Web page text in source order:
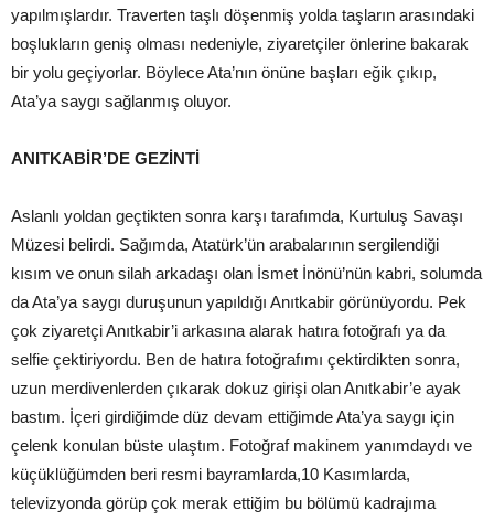
yapılmışlardır. Traverten taşlı döşenmiş yolda taşların arasındaki
boşlukların geniş olması nedeniyle, ziyaretçiler önlerine bakarak
bir yolu geçiyorlar. Böylece Ata’nın önüne başları eğik çıkıp,
Ata’ya saygı sağlanmış oluyor.
ANITKABİR’DE GEZİNTİ
Aslanlı yoldan geçtikten sonra karşı tarafımda, Kurtuluş Savaşı
Müzesi belirdi. Sağımda, Atatürk’ün arabalarının sergilendiği
kısım ve onun silah arkadaşı olan İsmet İnönü’nün kabri, solumda
da Ata’ya saygı duruşunun yapıldığı Anıtkabir görünüyordu. Pek
çok ziyaretçi Anıtkabir’i arkasına alarak hatıra fotoğrafı ya da
selfie çektiriyordu. Ben de hatıra fotoğrafımı çektirdikten sonra,
uzun merdivenlerden çıkarak dokuz girişi olan Anıtkabir’e ayak
bastım. İçeri girdiğimde düz devam ettiğimde Ata’ya saygı için
çelenk konulan büste ulaştım. Fotoğraf makinem yanımdaydı ve
küçüklüğümden beri resmi bayramlarda,10 Kasımlarda,
televizyonda görüp çok merak ettiğim bu bölümü kadrajıma